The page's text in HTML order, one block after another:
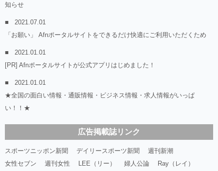
知らせ
2021.07.01
「お願い」 Afnポータルサイトをできるだけ快適にご利用いただくため
2021.01.01
[PR] Afnポータルサイトが公式アプリはじめました！
2021.01.01
★全国の面白い情報・通販情報・ビジネス情報・求人情報がいっぱ
い！！★
広告掲載誌リンク
スポーツニッポン新聞 デイリースポーツ新聞
週刊新潮
女性セブン
週刊女性 LEE（リー） 婦人公論
Ray（レイ）